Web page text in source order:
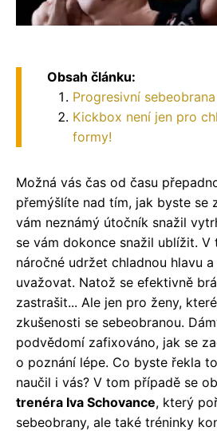
Obsah článku:
Progresivní sebeobrana
Kickbox není jen pro
formy!
Možná vás čas od času
přemýšlíte nad tím, jak byste se
vám neznámý útočník snažil
se vám dokonce snažil ublížit.
náročné udržet chladnou hlavu
uvažovat. Natož se efektivně
zastrašit... Ale jen pro ženy,
zkušenosti se sebeobranou.
podvědomí zafixováno, jak se
o poznání lépe. Co byste řekla
naučil i vás? V tom případě se
trenéra Iva Schovance, který
sebeobrany, ale také tréninky